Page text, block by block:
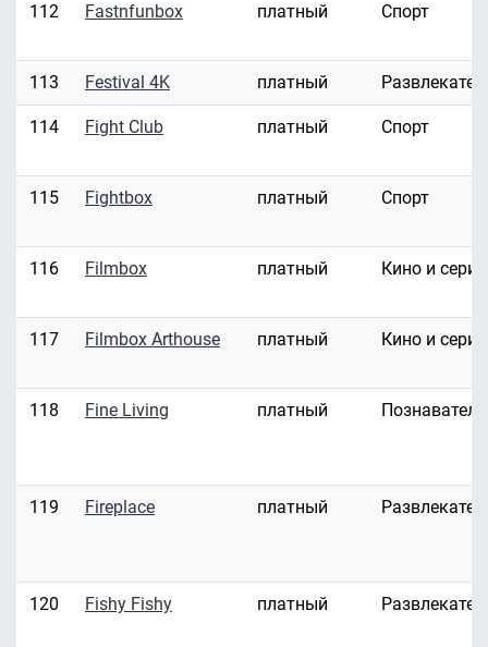
112 Fastnfunbox платный Спорт
113 Festival 4K платный
114 Fight Club платный Спорт
115 Fightbox платный Спорт
116 Filmbox платный Кино и
117 Filmbox Arthouse платный Кино и
118 Fine Living платный
119 Fireplace платный
120 Fishy Fishy платный